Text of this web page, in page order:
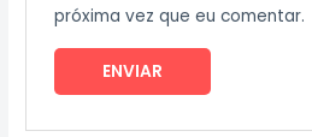
próxima vez que eu comentar.